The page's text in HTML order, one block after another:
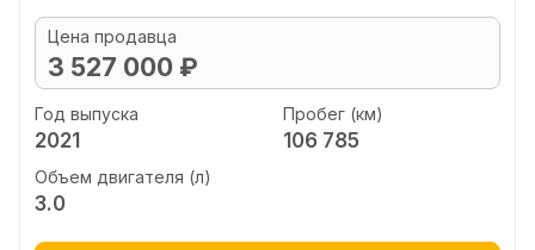
Цена продавца
3 527 000 ₽
Год выпуска
2021
Пробег (км)
106 785
Объем двигателя (л)
3.0